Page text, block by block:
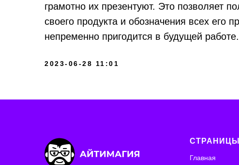
грамотно их презентуют. Это позволяет
своего продукта и обозначения всех его
непременно пригодится в будущей работе.
2023-06-28 11:01
СТРАНИЦЫ
Главная